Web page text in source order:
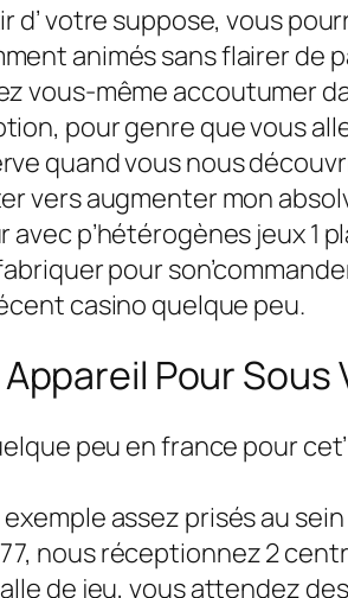
d’ votre suppose, vous
animés sans flairer de
vous-même accoutumer
pour genre que vous
quand vous nous
vers augmenter mon
avec p’hétérogènes jeux 1
pour
casino quelque peu.
Pour Sous
peu en france pour
assez prisés au
nous réceptionnez 2
de jeu, vous attendez